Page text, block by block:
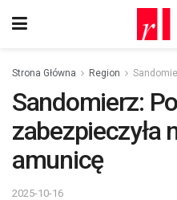
Strona Główna Region
Sandomierz:
zabezpieczyła
amunicę
2025-10-16